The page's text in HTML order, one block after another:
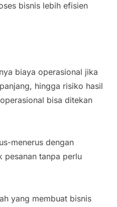
bisnis lebih efisien
biaya operasional jika
hingga risiko hasil
bisa ditekan
menerus dengan
pesanan tanpa perlu
yang membuat bisnis